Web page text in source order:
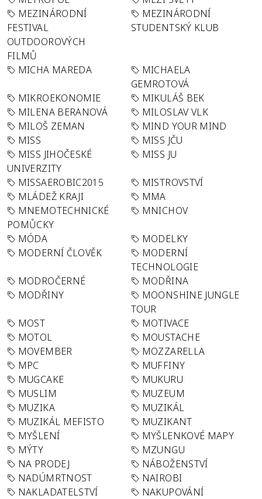
MEZINÁRODNÍ
FESTIVAL
OUTDOOROVÝCH
FILMŮ
MEZINÁRODNÍ
STUDENTSKÝ KLUB
MICHA MAREDA
MICHAELA
GEMROTOVÁ
MIKROEKONOMIE
MIKULÁŠ BEK
MILENA BERANOVÁ
MILOSLAV VLK
MILOŠ ZEMAN
MIND YOUR MIND
MISS
MISS JČU
MISS JIHOČESKÉ
UNIVERZITY
MISS JU
MISSAEROBIC2015
MISTROVSTVÍ
MLÁDEŽ KRAJI
MMA
MNEMOTECHNICKÉ
POMŮCKY
MNICHOV
MÓDA
MODELKY
MODERNÍ ČLOVĚK
MODERNÍ
TECHNOLOGIE
MODROČERNÉ
MODŘINA
MODŘINY
MOONSHINE JUNGLE
TOUR
MOST
MOTIVACE
MOTOL
MOUSTACHE
MOVEMBER
MOZZARELLA
MPC
MUFFINY
MUGCAKE
MUKURU
MUSLIM
MUZEUM
MUZIKA
MUZIKÁL
MUZIKÁL MEFISTO
MUZIKANT
MYŠLENÍ
MYŠLENKOVÉ MAPY
MÝTY
MZUNGU
NA PRODEJ
NÁBOŽENSTVÍ
NADÚMRTNOST
NAIROBI
NAKLADATELSTVÍ
NAKUPOVÁNÍ